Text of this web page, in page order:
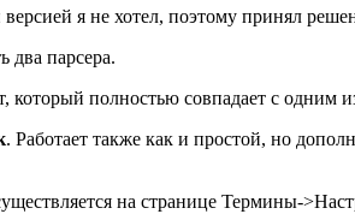
я не хотел, поэтому принял
два парсера.
который полностью совпадает с одним
. Работает также как и простой, но
на странице Термины-